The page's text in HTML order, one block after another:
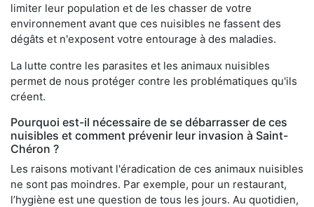
limiter leur population et de les chasser de votre
environnement avant que ces nuisibles ne fassent des
dégâts et n'exposent votre entourage à des maladies.
La lutte contre les parasites et les animaux nuisibles
permet de nous protéger contre les problématiques qu'ils
créent.
Pourquoi est-il nécessaire de se débarrasser de ces
nuisibles et comment prévenir leur invasion à Saint-
Chéron ?
Les raisons motivant l'éradication de ces animaux nuisibles
ne sont pas moindres. Par exemple, pour un restaurant,
l’hygiène est une question de tous les jours. Au quotidien,